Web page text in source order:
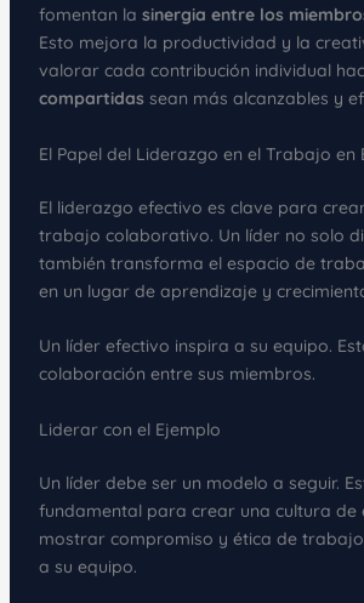
fomentan la sinergia entre los
Esto mejora la productividad y la
valorar cada contribución individual
compartidas sean más alcanzables y
El Papel del Liderazgo en el Trabajo en
El liderazgo efectivo es clave para
trabajo colaborativo. Un líder no solo
también transforma el espacio de
en un lugar de aprendizaje y
Un líder efectivo inspira a su equipo.
colaboración entre sus miembros.
Liderar con el Ejemplo
Un líder debe ser un modelo a seguir.
fundamental para crear una cultura de
mostrar compromiso y ética de
a su equipo.